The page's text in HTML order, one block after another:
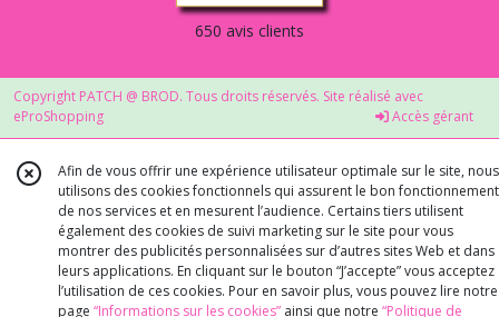
650 avis clients
Copyright PATCH @ BROD. Tous droits réservés. Site réalisé avec
eProShopping
Accès gérant
Afin de vous offrir une expérience utilisateur optimale sur le site, nous
utilisons des cookies fonctionnels qui assurent le bon fonctionnement
de nos services et en mesurent l’audience. Certains tiers utilisent
également des cookies de suivi marketing sur le site pour vous
montrer des publicités personnalisées sur d’autres sites Web et dans
leurs applications. En cliquant sur le bouton “J’accepte” vous acceptez
l’utilisation de ces cookies. Pour en savoir plus, vous pouvez lire notre
page “Informations sur les cookies” ainsi que notre “Politique de